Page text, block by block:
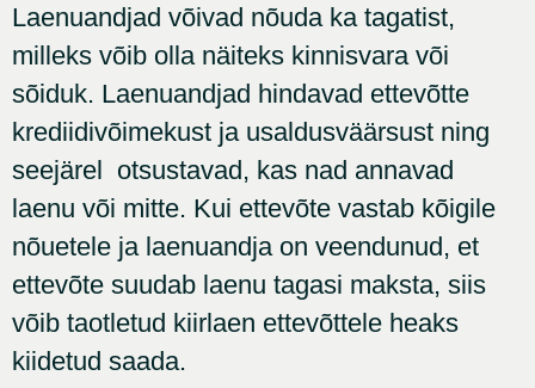
Laenuandjad võivad nõuda ka tagatist,
milleks võib olla näiteks kinnisvara või
sõiduk. Laenuandjad hindavad ettevõtte
krediidivõimekust ja usaldusväärsust ning
seejärel otsustavad, kas nad annavad
laenu või mitte. Kui ettevõte vastab kõigile
nõuetele ja laenuandja on veendunud, et
ettevõte suudab laenu tagasi maksta, siis
võib taotletud kiirlaen ettevõttele heaks
kiidetud saada.